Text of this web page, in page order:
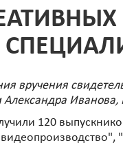
вручения
Иванова,
120